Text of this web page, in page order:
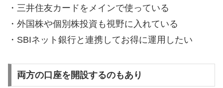
・三井住友カードをメインで使っている
・外国株や個別株投資も視野に入れている
・SBIネット銀行と連携してお得に運用したい
両方の口座を開設するのもあり